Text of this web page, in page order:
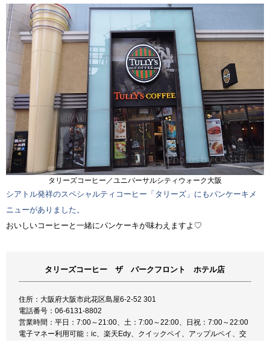
タリーズコーヒー／ユニバーサルシティウォーク大阪
シアトル発祥のスペシャルティコーヒー「タリーズ」にもパンケーキメ
ニューがありました。
おいしいコーヒーと一緒にパンケーキが味わえますよ♡
タリーズコーヒー ザ パークフロント ホテル店
住所：大阪府大阪市此花区島屋6-2-52 301
電話番号：06-6131-8802
営業時間：平日：7:00～21:00、土：7:00～22:00、日祝：7:00～22:00
電子マネー利用可能：ic、楽天Edy、クイックペイ、アップルペイ、交